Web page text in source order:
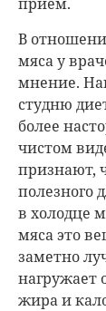
В
мяса у
мнение.
студню
более
чистом
признают,
полезного
в холодце
мяса это
заметно
нагружает
жира и